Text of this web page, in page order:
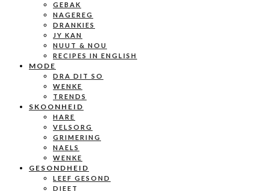
GEBAK
NAGEREG
DRANKIES
JY KAN
NUUT & NOU
RECIPES IN ENGLISH
MODE
DRA DIT SO
WENKE
TRENDS
SKOONHEID
HARE
VELSORG
GRIMERING
NAELS
WENKE
GESONDHEID
LEEF GESOND
DIEET